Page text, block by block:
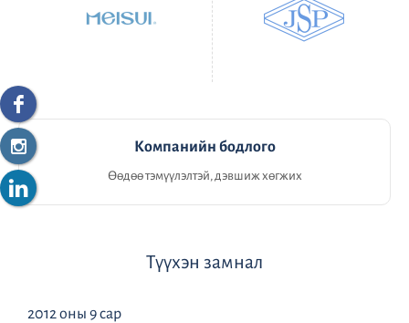
Компанийн бодлого
Өөдөө тэмүүлэлтэй, дэвшиж хөгжих
Түүхэн замнал
2012 оны 9 сар